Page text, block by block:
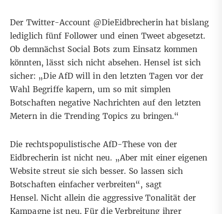
Der Twitter-Account @DieEidbrecherin hat bislang
lediglich fünf Follower und einen Tweet abgesetzt.
Ob demnächst Social Bots zum Einsatz kommen
könnten, lässt sich nicht absehen. Hensel ist sich
sicher: „Die AfD will in den letzten Tagen vor der
Wahl Begriffe kapern, um so mit simplen
Botschaften negative Nachrichten auf den letzten
Metern in die Trending Topics zu bringen.“
Die rechtspopulistische AfD-These von der
Eidbrecherin ist nicht neu. „Aber mit einer eigenen
Website streut sie sich besser. So lassen sich
Botschaften einfacher verbreiten“, sagt
Hensel. Nicht allein die aggressive Tonalität der
Kampagne ist neu. Für die Verbreitung ihrer